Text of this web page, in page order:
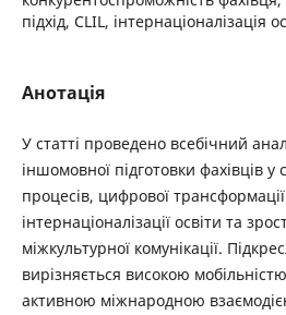
підхід, CLIL, інтернаціоналізація
Анотація
У статті проведено всебічний
іншомовної підготовки фахівців у
процесів, цифрової трансформації
інтернаціоналізації освіти та
міжкультурної комунікації.
вирізняється високою
активною міжнародною